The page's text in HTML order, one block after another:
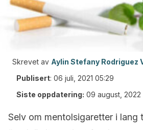
Skrevet av Aylin Stefany Rodriguez
Publisert: 06 juli, 2021 05:29
Siste oppdatering: 09 august, 2022
Selv om mentolsigaretter i